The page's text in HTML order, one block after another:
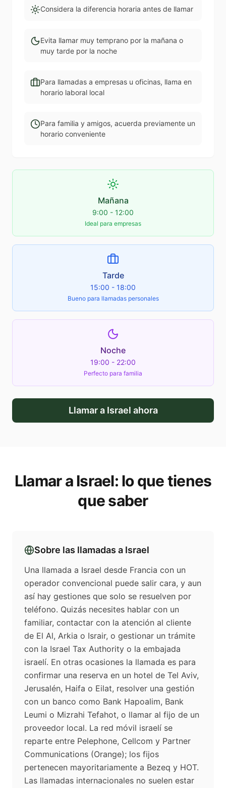
Considera la diferencia horaria antes de llamar
Evita llamar muy temprano por la mañana o
muy tarde por la noche
Para llamadas a empresas u oficinas, llama en
horario laboral local
Para familia y amigos, acuerda previamente un
horario conveniente
Mañana
9:00 - 12:00
Ideal para empresas
Tarde
15:00 - 18:00
Bueno para llamadas personales
Noche
19:00 - 22:00
Perfecto para familia
Llamar a Israel ahora
Llamar aIsrael: lo que tienes
que saber
Sobre las llamadas a Israel
Una llamada a Israel desde Francia con un
operador convencional puede salir cara, y aun
así hay gestiones que solo se resuelven por
teléfono. Quizás necesites hablar con un
familiar, contactar con la atención al cliente
de El Al, Arkia o Israir, o gestionar un trámite
con la Israel Tax Authority o la embajada
israelí. En otras ocasiones la llamada es para
confirmar una reserva en un hotel de Tel Aviv,
Jerusalén, Haifa o Eilat, resolver una gestión
con un banco como Bank Hapoalim, Bank
Leumi o Mizrahi Tefahot, o llamar al fijo de un
proveedor local. La red móvil israelí se
reparte entre Pelephone, Cellcom y Partner
Communications (Orange); los fijos
pertenecen mayoritariamente a Bezeq y HOT.
Las llamadas internacionales no suelen estar